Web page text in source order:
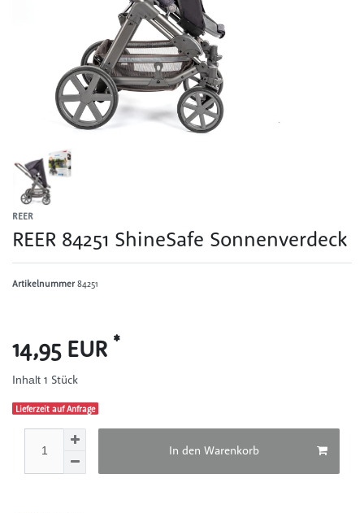
REER
REER 84251 ShineSafe Sonnenverdeck
Artikelnummer84251
14,95 EUR *
Inhalt 1 Stück
Lieferzeit auf Anfrage
In den Warenkorb